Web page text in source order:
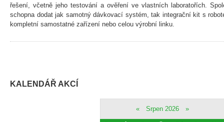
řešení, včetně jeho testování a ověření ve vlastních laboratořích.
schopna dodat jak samotný dávkovací systém, tak integrační kit s
kompletní samostatné zařízení nebo celou výrobní linku.
KALENDÁŘ AKCÍ
« Srpen 2026 »